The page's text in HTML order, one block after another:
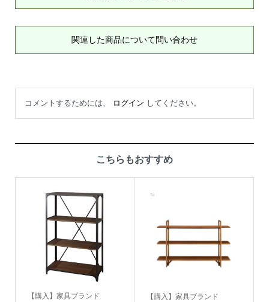
関連した商品について問い合わせ
コメントするためには、 ログイン してください。
こちらもおすすめ
【購入】家具ブランド 【購入】家具ブランド